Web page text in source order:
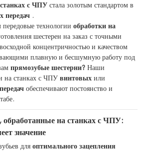
с ЧПУ стала золотым стандартом в
передач .
технологии обработки на
шестерен на заказ с точными
концентричностью и качеством
плавную и бесшумную работу под
прямозубые шестерни? Наши
на станках с ЧПУ винтовых или
обеспечивают постоянство и
обработанные на станках с ЧПУ:
значение
для оптимального зацепления